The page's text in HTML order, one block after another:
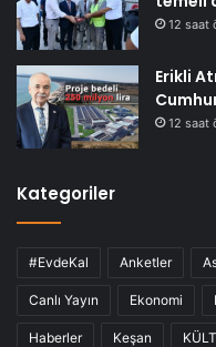
12 saat
Erikli
12 saat
Kategoriler
#EvdeKal Anketler
Canlı Yayın Ekonomi
Haberler Keşan